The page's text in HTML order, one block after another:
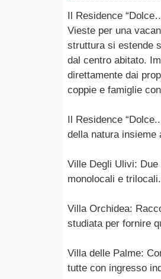
Il Residence
Vieste per una
struttura si estende
dal centro abitato.
direttamente dai
coppie e famiglie
Il Residence
della natura insieme
Ville Degli Ulivi:
monolocali e
Villa Orchidea:
studiata per fornire
Villa delle Palme:
tutte con ingresso